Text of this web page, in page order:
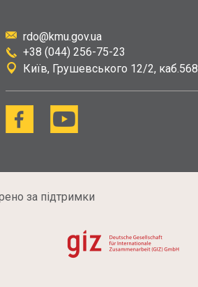
rdo@kmu.gov.ua
+38 (044) 256-75-23
Київ Грушевського 12/2, каб.568
за підтримки